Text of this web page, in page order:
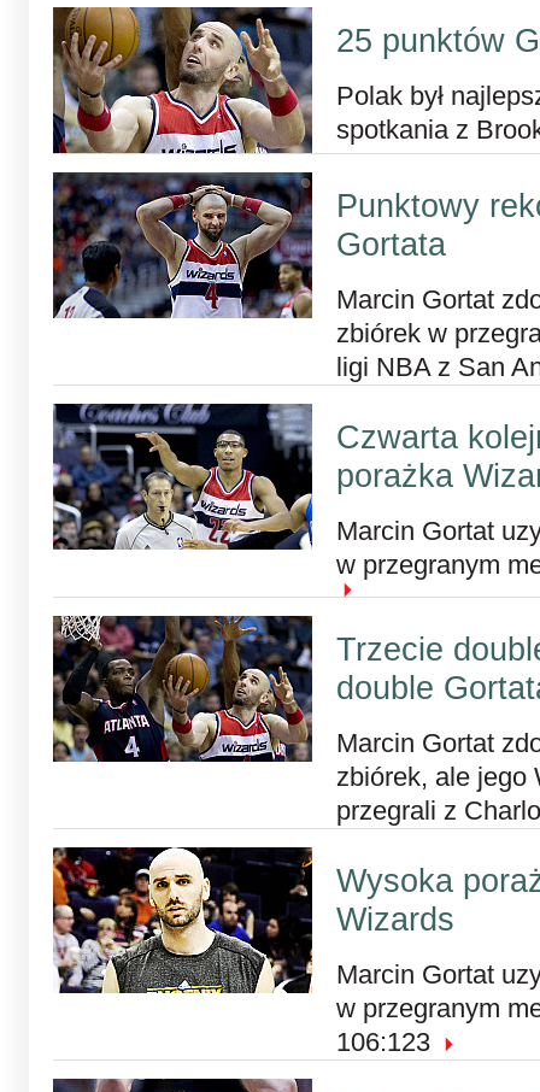
25 punktów
Polak był
spotkania z
Punktowy
Gortata
Marcin Gortat
zbiórek w
ligi NBA z San
Czwarta
porażka
Marcin Gortat
w przegranym
Trzecie
double
Marcin Gortat
zbiórek, ale jego
przegrali z
Wysoka
Wizards
Marcin Gortat
w przegranym
106:123